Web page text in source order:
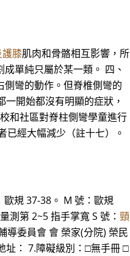
護膝肌肉和骨骼相互影響，所
單純只屬於某一類。 四、
彎的動作。但脊椎側彎的
開始都沒有明顯的症狀，
和社區對脊柱側彎學童進行
已經大幅減少（註十七）。
歐規 37-38。 M 號：歐規
測第 2~5 指手掌寬 S 號： 頸
導委員會 會 榮家(分院) 榮民
址： 7.障礙級別：□無手冊 □